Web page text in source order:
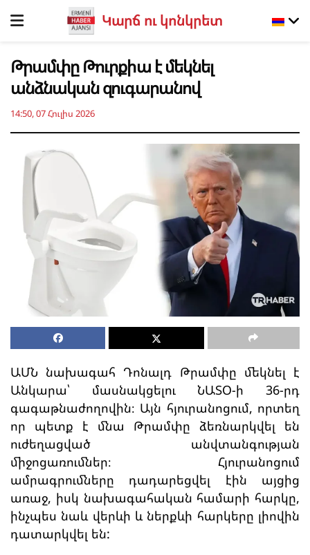
Կարճ ու կոնկրետ
Թրամփը Թուրքիա է մեկնել
անձնական զուգարանով
14:50, 07 Հուլիս 2026
ԱՄՆ նախագահ Դոնալդ Թրամփը մեկնել է
Անկարա՝ մասնակցելու ՆԱՏՕ-ի 36-րդ
գագաթնաժողովին։ Այն հյուրանոցում, որտեղ
որ պետք է մնա Թրամփը ձեռնարկվել են
ուժեղացված անվտանգության
միջոցառումներ։ Հյուրանոցում
ամրագրումները դադարեցվել էին այցից
առաջ, իսկ նախագահական համարի հարկը,
ինչպես նաև վերևի և ներքևի հարկերը լիովին
դատարկվել են: